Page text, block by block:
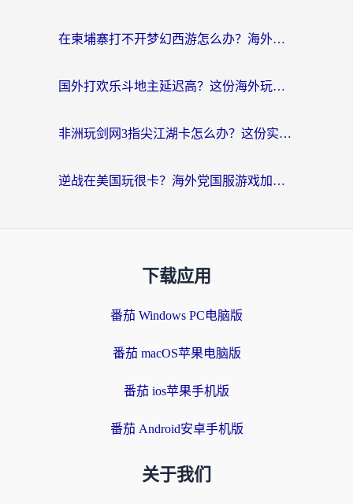
在柬埔寨打不开梦幻西游怎么办？海外玩家国服游戏加速终极指南
国外打欢乐斗地主延迟高？这份海外玩家国服游戏加速指南帮你解决卡顿烦恼
非洲玩剑网3指尖江湖卡怎么办？这份实测有效的国服游戏加速指南请收好
逆战在美国玩很卡？海外党国服游戏加速终极指南（附DNF宝可梦加速技巧）
下载应用
番茄 Windows PC电脑版
番茄 macOS苹果电脑版
番茄 ios苹果手机版
番茄 Android安卓手机版
关于我们